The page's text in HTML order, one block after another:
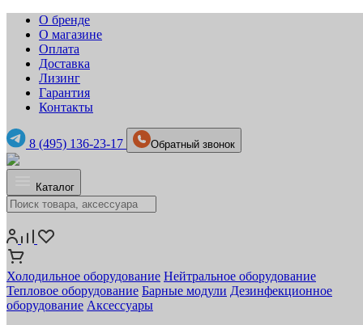
О бренде
О магазине
Оплата
Доставка
Лизинг
Гарантия
Контакты
8 (495) 136-23-17 Обратный звонок
Каталог
Холодильное оборудование Нейтральное оборудование
Тепловое оборудование Барные модули Дезинфекционное
оборудование Аксессуары